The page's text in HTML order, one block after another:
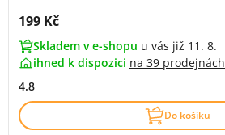
Cena s DPH:
199 Kč
Skladem v e-shopu u vás již 11. 8.
ihned k dispozici na 39 prodejnách
4.8
Do košíku